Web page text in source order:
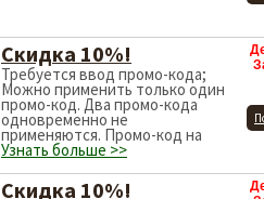
Скидка 10%!
Требуется ввод промо-кода;
Можно применить только один
промо-код. Два промо-кода
одновременно не
применяются. Промо-код на
Узнать больше >>
Скидка 10%!